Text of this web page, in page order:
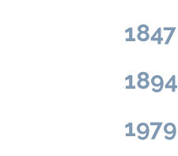
1847
1894
1979